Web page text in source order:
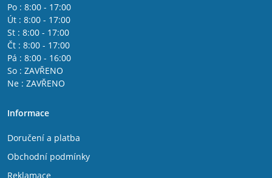
Po : 8:00 - 17:00
Út : 8:00 - 17:00
St : 8:00 - 17:00
Čt : 8:00 - 17:00
Pá : 8:00 - 16:00
So : ZAVŘENO
Ne : ZAVŘENO
Informace
Doručení a platba
Obchodní podmínky
Reklamace